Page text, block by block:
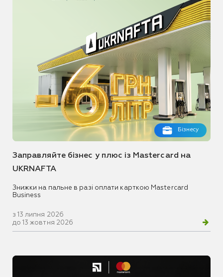
Бізнесу
Заправляйте бізнес у плюс із Mastercard на
UKRNAFTA
Знижки на пальне в разі оплати карткою Mastercard
Business
з 13 липня 2026
до 13 жовтня 2026